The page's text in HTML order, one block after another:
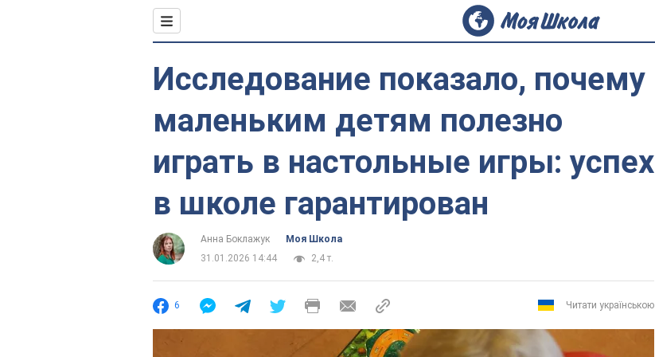
Исследование показало, почему
маленьким детям полезно
играть в настольные игры: успех
в школе гарантирован
Анна Боклажук
Моя Школа
31.01.2026 14:44
2,4 т.
6 Читати українською